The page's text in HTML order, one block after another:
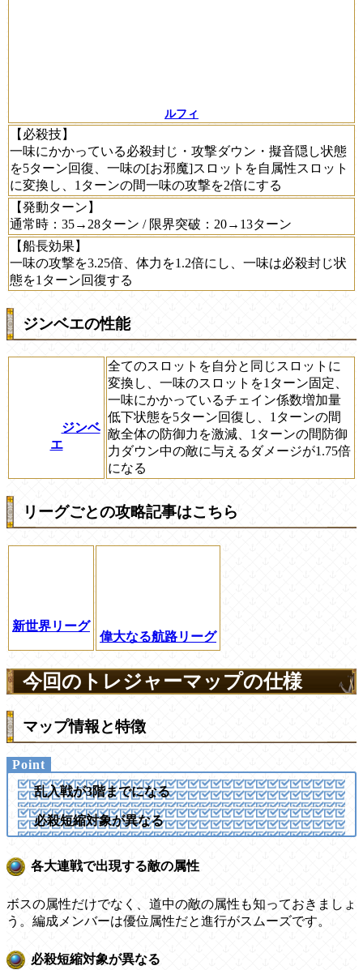
ルフィ
【必殺技】
一味にかかっている必殺封じ・攻撃ダウン・擬音隠し状態
を5ターン回復、一味の[お邪魔]スロットを自属性スロット
に変換し、1ターンの間一味の攻撃を2倍にする
【発動ターン】
通常時：35→28ターン / 限界突破：20→13ターン
【船長効果】
一味の攻撃を3.25倍、体力を1.2倍にし、一味は必殺封じ状
態を1ターン回復する
ジンベエの性能
ジンベ
エ
全てのスロットを自分と同じスロットに
変換し、一味のスロットを1ターン固定、
一味にかかっているチェイン係数増加量
低下状態を5ターン回復し、1ターンの間
敵全体の防御力を激減、1ターンの間防御
力ダウン中の敵に与えるダメージが1.75倍
になる
リーグごとの攻略記事はこちら
新世界リーグ
偉大なる航路リーグ
今回のトレジャーマップの仕様
マップ情報と特徴
乱入戦が3階までになる
必殺短縮対象が異なる
各大連戦で出現する敵の属性
ボスの属性だけでなく、道中の敵の属性も知っておきましょ
う。編成メンバーは優位属性だと進行がスムーズです。
必殺短縮対象が異なる